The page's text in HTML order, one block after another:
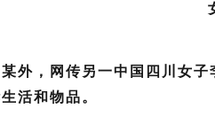
外，网传另一中国四川女
活和物品。